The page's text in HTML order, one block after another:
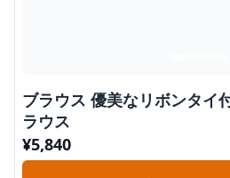
ブラウス 優美なリボンタイ
ラウス
¥5,840